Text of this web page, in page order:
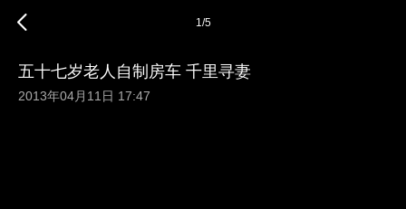
1/5
五十七岁老人自制房车 千里寻妻
2013年04月11日 17:47